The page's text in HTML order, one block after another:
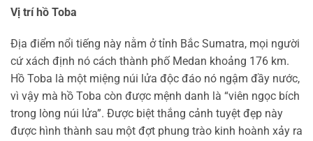
Vị trí hồ Toba
Địa điểm nổi tiếng này nằm ở tỉnh Bắc Sumatra, mọi người
cứ xách định nó cách thành phố Medan khoảng 176 km.
Hồ Toba là một miệng núi lửa độc đáo nó ngậm đầy nước,
vì vậy mà hồ Toba còn được mệnh danh là “viên ngọc bích
trong lòng núi lửa”. Được biệt thắng cảnh tuyệt đẹp này
được hình thành sau một đợt phung trào kinh hoành xảy ra